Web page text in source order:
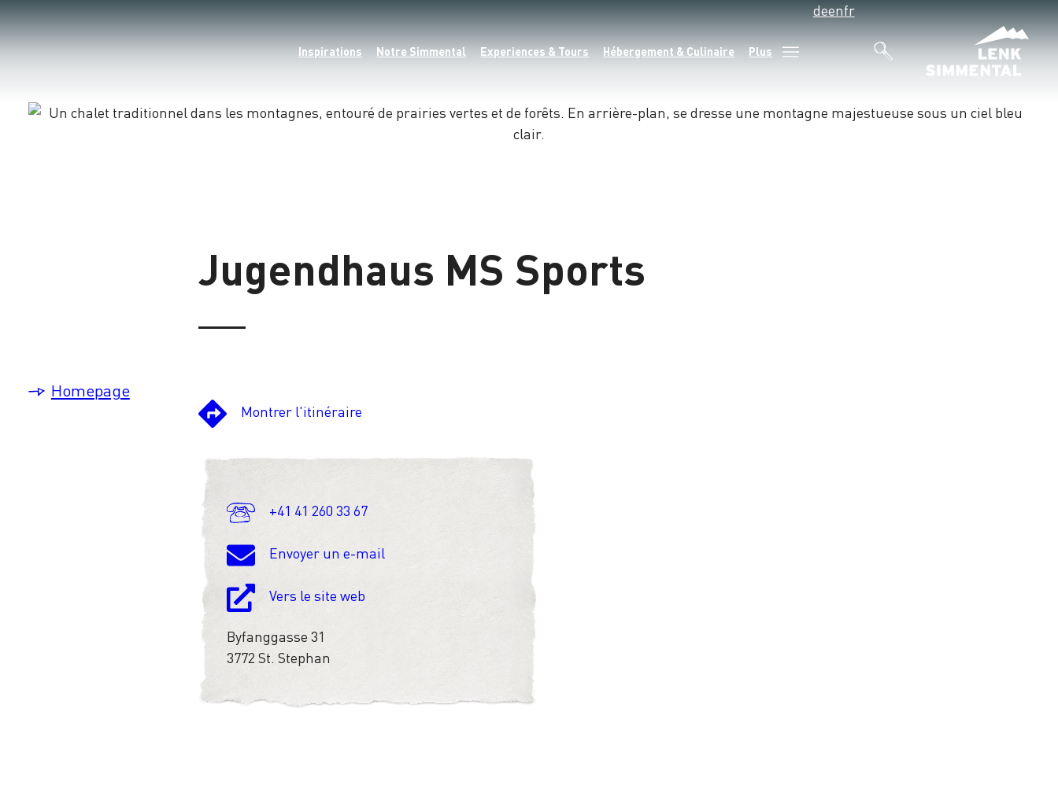
Inspirations Notre Simmental Experiences & Tours Hébergement & Culinaire Plus
deenfr
Jugendhaus MS Sports
Homepage
Montrer l'itinéraire
+41 41 260 33 67
Envoyer un e-mail
Vers le site web
Byfanggasse 31
3772 St. Stephan